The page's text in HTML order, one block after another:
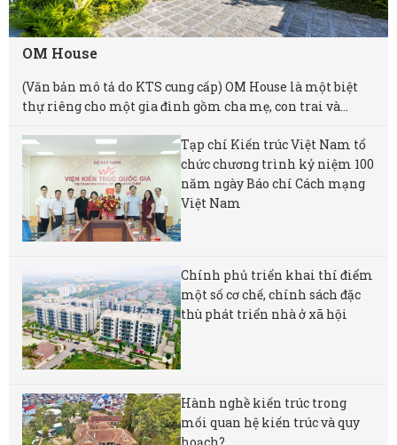
OM House
(Văn bản mô tả do KTS cung cấp) OM House là một biệt
thự riêng cho một gia đình gồm cha mẹ, con trai và...
Tạp chí Kiến trúc Việt Nam tổ
chức chương trình kỷ niệm 100
năm ngày Báo chí Cách mạng
Việt Nam
Chính phủ triển khai thí điểm
một số cơ chế, chính sách đặc
thù phát triển nhà ở xã hội
Hành nghề kiến trúc trong
mối quan hệ kiến trúc và quy